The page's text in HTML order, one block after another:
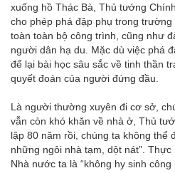
xuống hồ Thác Bà, Thủ tướng
cho phép phá đập phụ trong
toàn toàn bộ công trình, cũng như
người dân hạ du. Mặc dù việc phá
để lại bài học sâu sắc về tinh thần
quyết đoán của người đứng đầu.
Là người thường xuyên đi cơ sở,
vẫn còn khó khăn về nhà ở, Thủ
lập 80 năm rồi, chúng ta không thể
những ngôi nhà tạm, dột nát”.
Nhà nước ta là “không hy sinh